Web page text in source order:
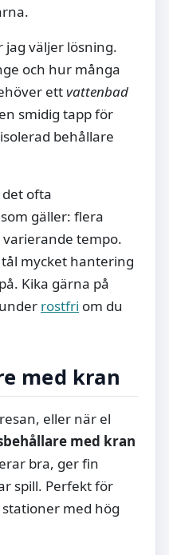
väljer lösning.
och hur många
ettvattenbad
smidig tapp för
behållare
ofta
som gäller: flera
varierande tempo.
mycket hantering
Kika gärna på
rostfri om du
med kran
eller när el
med kran
bra, ger fin
spill. Perfekt för
med hög